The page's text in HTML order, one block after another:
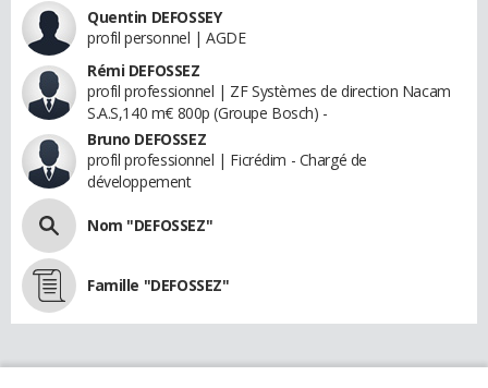
Quentin DEFOSSEY
profil personnel | AGDE
Rémi DEFOSSEZ
profil professionnel | ZF Systèmes de direction Nacam
S.A.S,140 m€ 800p (Groupe Bosch) -
Bruno DEFOSSEZ
profil professionnel | Ficrédim - Chargé de
développement
Nom "DEFOSSEZ"
Famille "DEFOSSEZ"